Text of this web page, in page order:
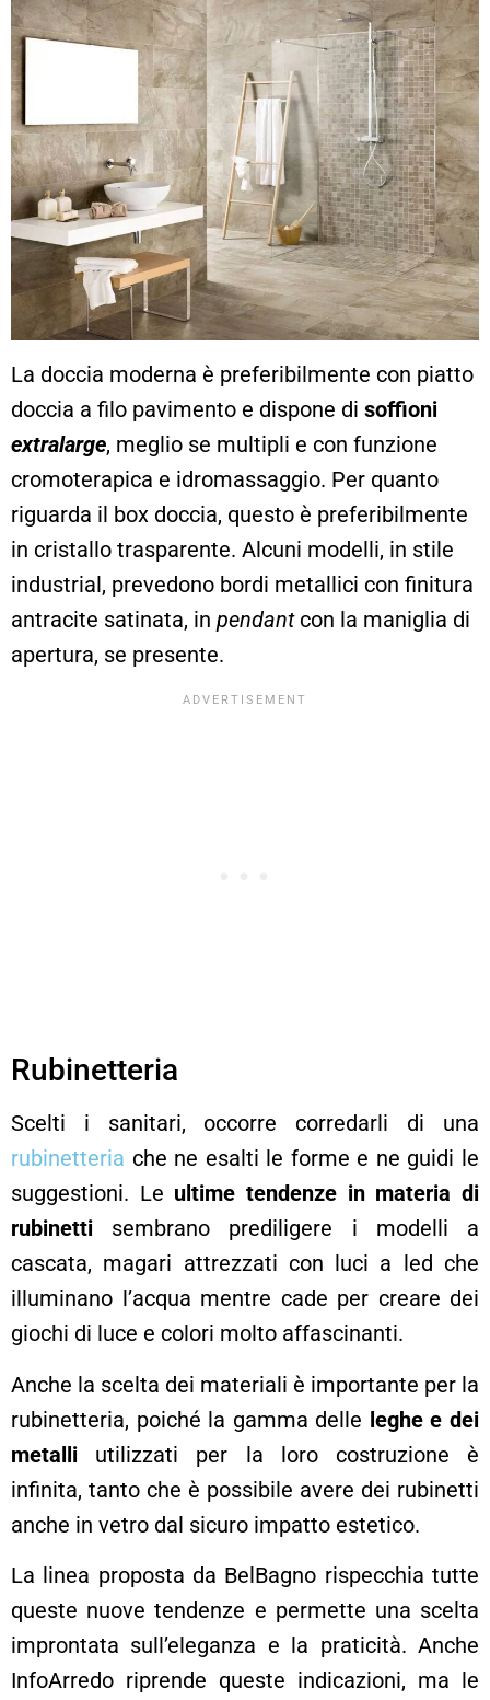
La doccia moderna è preferibilmente con piatto
doccia a filo pavimento e dispone di soffioni
extralarge, meglio se multipli e con funzione
cromoterapica e idromassaggio. Per quanto
riguarda il box doccia, questo è preferibilmente
in cristallo trasparente. Alcuni modelli, in stile
industrial, prevedono bordi metallici con finitura
antracite satinata, in pendantcon la maniglia di
apertura, se presente.
Rubinetteria
Scelti i sanitari, occorre corredarli di una
rubinetteria che ne esalti le forme e ne guidi le
suggestioni. Le ultime tendenze in materia di
rubinetti sembrano prediligere i modelli a
cascata, magari attrezzati con luci a led che
illuminano l’acqua mentre cade per creare dei
giochi di luce e colori molto affascinanti.
Anche la scelta dei materiali è importante per la
rubinetteria, poiché la gamma delle leghe e dei
metalli utilizzati per la loro costruzione è
infinita, tanto che è possibile avere dei rubinetti
anche in vetro dal sicuro impatto estetico.
La linea proposta da BelBagno rispecchia tutte
queste nuove tendenze e permette una scelta
improntata sull’eleganza e la praticità. Anche
InfoArredo riprende queste indicazioni, ma le